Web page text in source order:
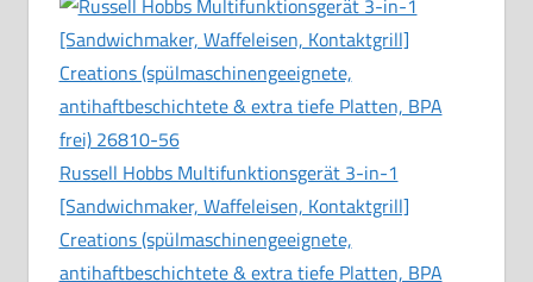
Russell Hobbs Multifunktionsgerät 3-in-1
[Sandwichmaker, Waffeleisen, Kontaktgrill]
Creations (spülmaschinengeeignete,
antihaftbeschichtete & extra tiefe Platten, BPA